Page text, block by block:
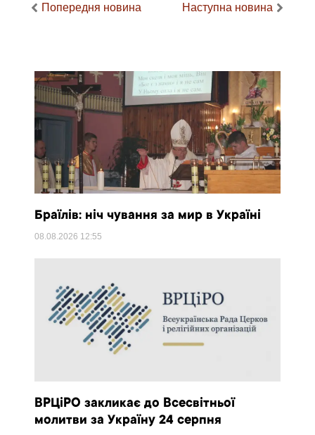
Попередня новина Наступна новина
Браїлів: ніч чування за мир в Україні
08.08.2026 12:55
ВРЦіРО закликає до Всесвітньої
молитви за Україну 24 серпня